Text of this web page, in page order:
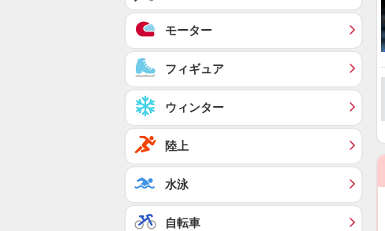
モーター
フィギュア
ウィンター
陸上
水泳
自転車